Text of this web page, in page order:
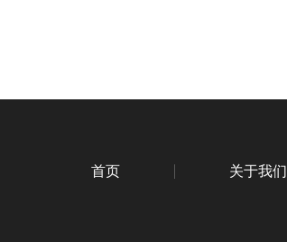
首页 关于我们